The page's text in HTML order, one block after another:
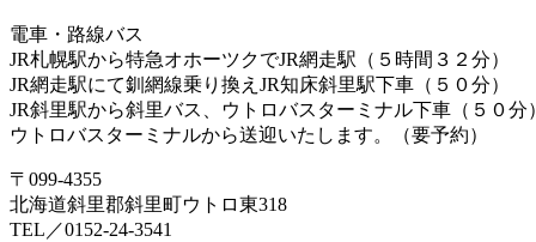
電車・路線バス
JR札幌駅から特急オホーツクでJR網走駅（５時間３２分）
JR網走駅にて釧網線乗り換えJR知床斜里駅下車（５０分）
JR斜里駅から斜里バス、ウトロバスターミナル下車（５０分）
ウトロバスターミナルから送迎いたします。（要予約）
〒099-4355
北海道斜里郡斜里町ウトロ東318
TEL／0152-24-3541